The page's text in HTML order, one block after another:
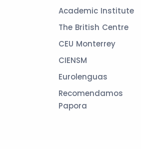
Academic Institute
The British Centre
CEU Monterrey
CIENSM
Eurolenguas
Recomendamos
Papora